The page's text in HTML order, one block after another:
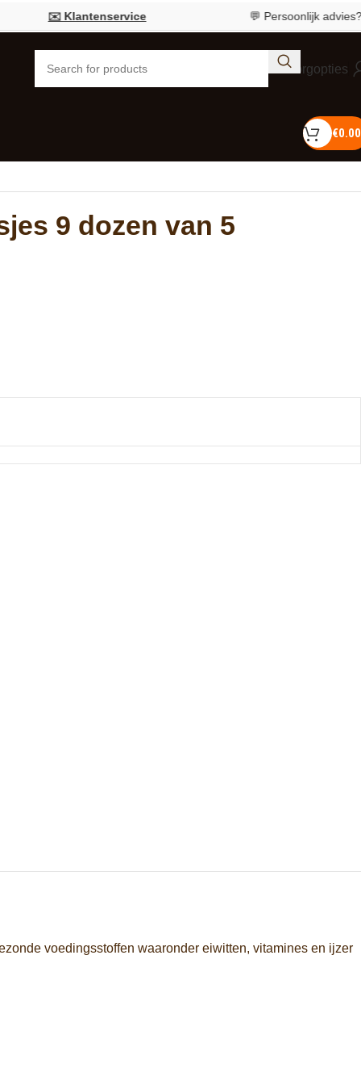
✉️ Klantenservice 💬 Persoonlijk advies?Bel
Bezorgopties
€0.00
9 dozen van 5
voedingsstoffen waaronder eiwitten, vitamines en ijzer